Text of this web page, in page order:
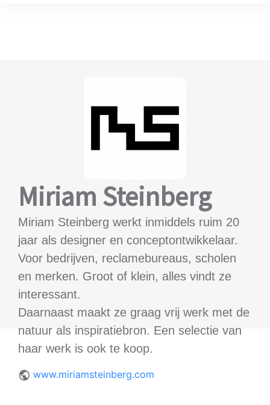
Miriam Steinberg
Miriam Steinberg werkt inmiddels ruim 20
jaar als designer en conceptontwikkelaar.
Voor bedrijven, reclamebureaus, scholen
en merken. Groot of klein, alles vindt ze
interessant.
Daarnaast maakt ze graag vrij werk met de
natuur als inspiratiebron. Een selectie van
haar werk is ook te koop.
www.miriamsteinberg.com